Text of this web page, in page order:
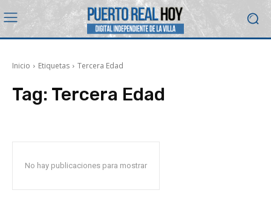
Inicio Etiquetas Tercera Edad
Tag: Tercera Edad
No hay publicaciones para mostrar